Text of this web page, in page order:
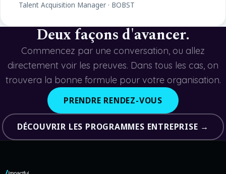
Talent Acquisition Manager · BOBST
Deux façons d'avancer.
Commencez par une conversation, ou allez
directement voir les preuves. Dans tous les cas, on
trouvera la bonne formule pour votre organisation.
PRENDRE RENDEZ-VOUS
DÉCOUVRIR LES PROGRAMMES ENTREPRISE →